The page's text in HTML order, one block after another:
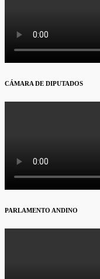
CÁMARA DE DIPUTADOS
PARLAMENTO ANDINO